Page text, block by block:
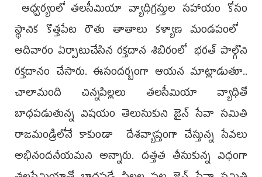
ఆధ్వర్యంలో తలసీమియా వ్యాధిగ్రస్తుల సహాయం కోసం
స్థానిక కొత్తపేట రౌతు తాతాలు కళ్యాణ మండపంలో
ఆదివారం ఏర్పాటుచేసిన రక్తదాన శిబిరంలో భరత్ పాల్గొని
రక్తదానం చేసారు. ఈసందర్బంగా ఆయన మాట్లాడుతూ..
చాలామంది చిన్నపిల్లలు తలసీమియా వ్యాధితో
బాధపడుతున్న విషయం తెలుసుకుని జైన్ సేవా సమితి
రాజమండ్రిలోనే కాకుండా దేశవ్యాప్తంగా చేస్తున్న సేవలు
అభినందనీయమని అన్నారు. దత్తత తీసుకున్న విధంగా